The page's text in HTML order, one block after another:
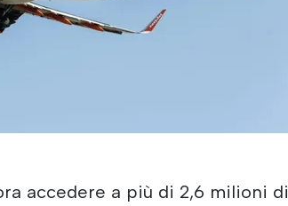
accedere a più di 2,6 milioni di